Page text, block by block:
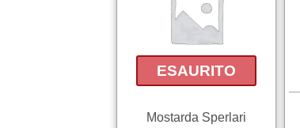
ESAURITO
Mostarda Sperlari